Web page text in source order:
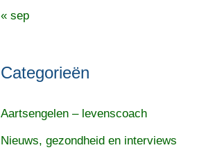
« sep
Categorieën
Aartsengelen – levenscoach
Nieuws, gezondheid en interviews